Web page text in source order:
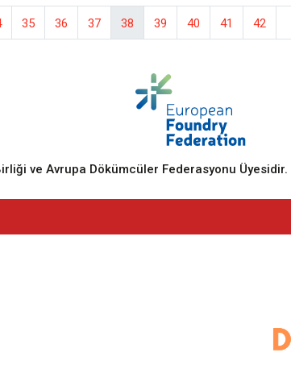
35 36 37 38 39 40 41 42
ve Avrupa Dökümcüler Federasyonu Üyesidir.